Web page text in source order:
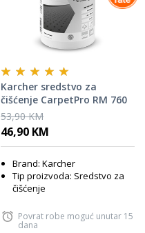
Karcher sredstvo za
čišćenje CarpetPro RM 760
za Puzzi / 800 g
53,90 KM
46,90 KM
Brand: Karcher
Tip proizvoda: Sredstvo za
čišćenje
Povrat robe moguć unutar 15
dana